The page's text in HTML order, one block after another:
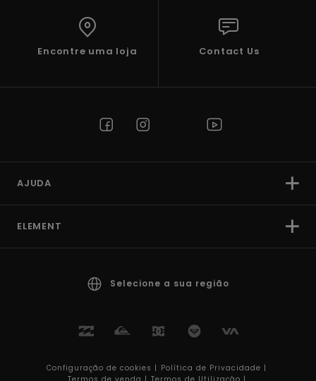
Encontre uma loja Contact Us
AJUDA
ELEMENT
Selecione a sua região
Configuração de cookies | Política de Privacidade |